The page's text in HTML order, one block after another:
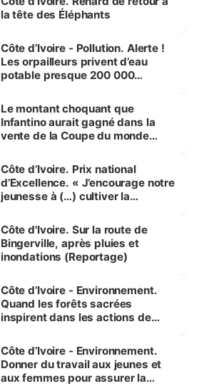
la tête des Éléphants
Côte d’Ivoire - Pollution. Alerte !
Les orpailleurs privent d’eau
potable presque 200 000
Le montant choquant que
Infantino aurait gagné dans la
vente de la Coupe du monde
Côte d’Ivoire. Prix national
d’Excellence. « J’encourage notre
jeunesse à (…) cultiver la
(Alassane Ouattara
Côte d'Ivoire. Sur la route de
Bingerville, après pluies et
inondations (Reportage)
Côte d’Ivoire - Environnement.
Quand les forêts sacrées
inspirent dans les actions de
Côte d’Ivoire - Environnement.
Donner du travail aux jeunes et
aux femmes pour assurer la